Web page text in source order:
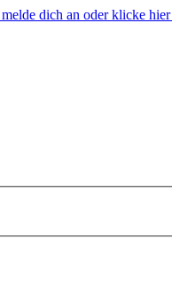
dich an oder klicke